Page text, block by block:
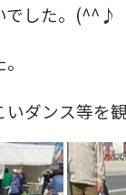
でした。(^^♪
ダンス等を